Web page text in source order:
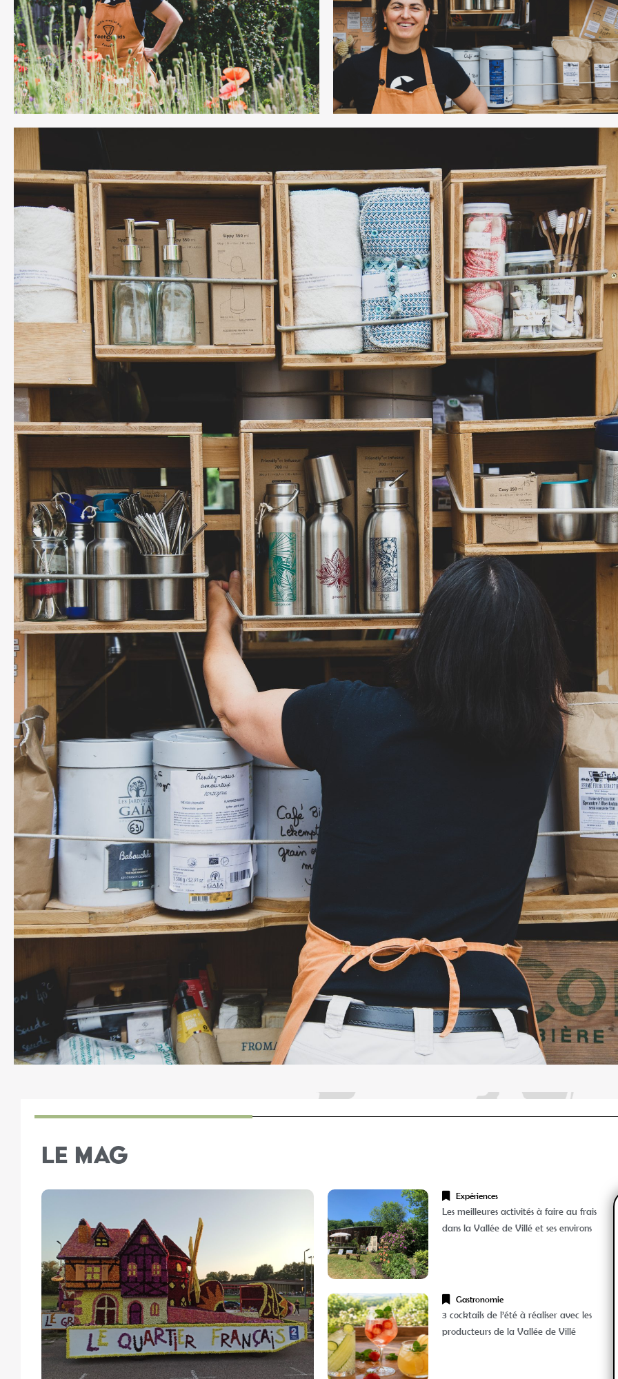
LE MAG
Expériences
Les meilleures activités à faire au frais
dans la Vallée de Villé et ses environs
Gastronomie
3 cocktails de l’été à réaliser avec les
producteurs de la Vallée de Villé